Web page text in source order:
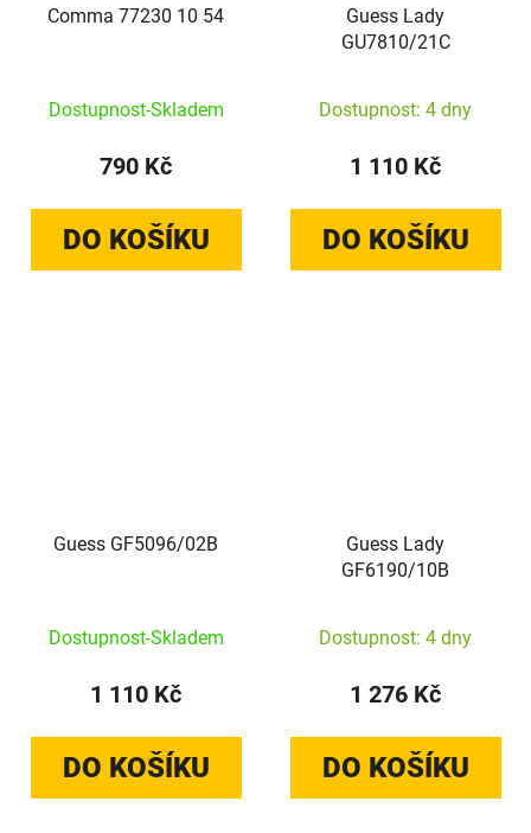
Comma 77230 10 54
Dostupnost-Skladem
790 Kč
DO KOŠÍKU
Guess Lady
GU7810/21C
Dostupnost: 4 dny
1 110 Kč
DO KOŠÍKU
Guess GF5096/02B
Dostupnost-Skladem
1 110 Kč
DO KOŠÍKU
Guess Lady
GF6190/10B
Dostupnost: 4 dny
1 276 Kč
DO KOŠÍKU